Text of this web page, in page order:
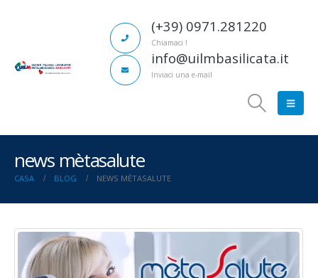
(+39) 0971.281220
Chiamaci !
info@uilmbasilicata.it
Inviaci una e-mail
news mètasalute
CASA BLOG NEWS MÈTASALUTE